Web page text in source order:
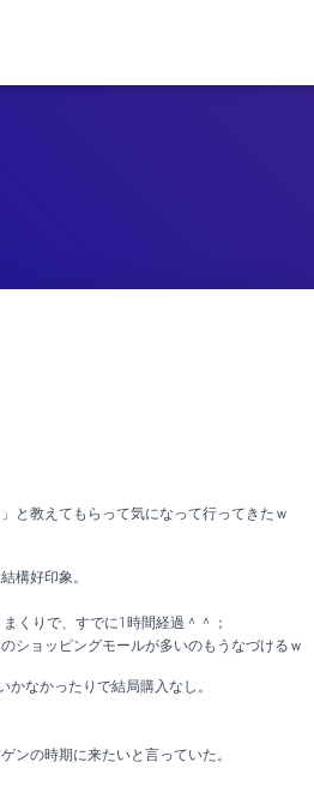
と教えてもらって気になって行ってきたｗ
構好印象。
くりで、すでに1時間経過＾＾；
ショッピングモールが多いのもうなづけるｗ
なかったりで結局購入なし。
ンの時期に来たいと言っていた。